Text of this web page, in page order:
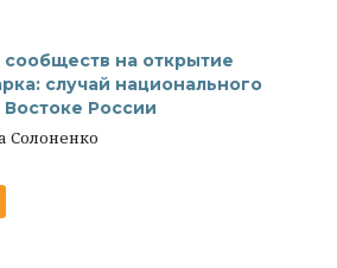
сообществ на открытие
случай национального
России
Солоненко